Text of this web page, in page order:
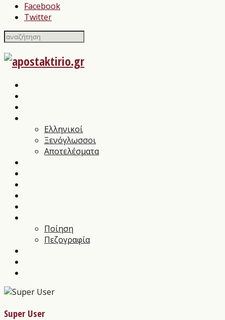
Facebook
Twitter
Ελληνικοί
Ξενόγλωσσοι
Αποτελέσματα
Ποίηση
Πεζογραφία
Super User